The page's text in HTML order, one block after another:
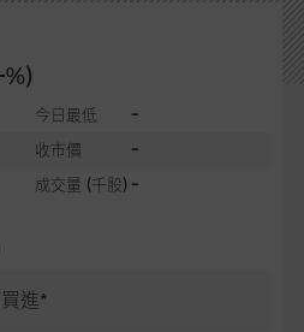
今日最低 -
收市價 -
成交量 (千股) -
買進*